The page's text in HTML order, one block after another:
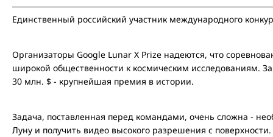
Единственный российский участник международного
Организаторы Google Lunar X Prize надеются, что
широкой общественности к космическим исследованиям.
30 млн. $ - крупнейшая премия в истории.
Задача, поставленная перед командами, очень сложна -
Луну и получить видео высокого разрешения с